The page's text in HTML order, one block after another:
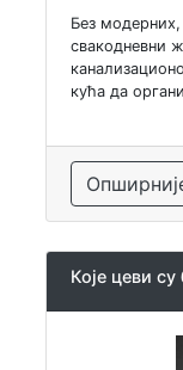
Без
свакодневни
кућа да
Које цеви